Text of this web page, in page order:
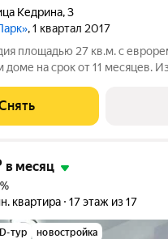
Кедрина,3
, 1 квартал 2017
площадью 27 кв.м. с
доме на срок от 11 месяцев.
окна выходят на улицу.
в месяц
квартира 17 этаж из 17
тур новостройка